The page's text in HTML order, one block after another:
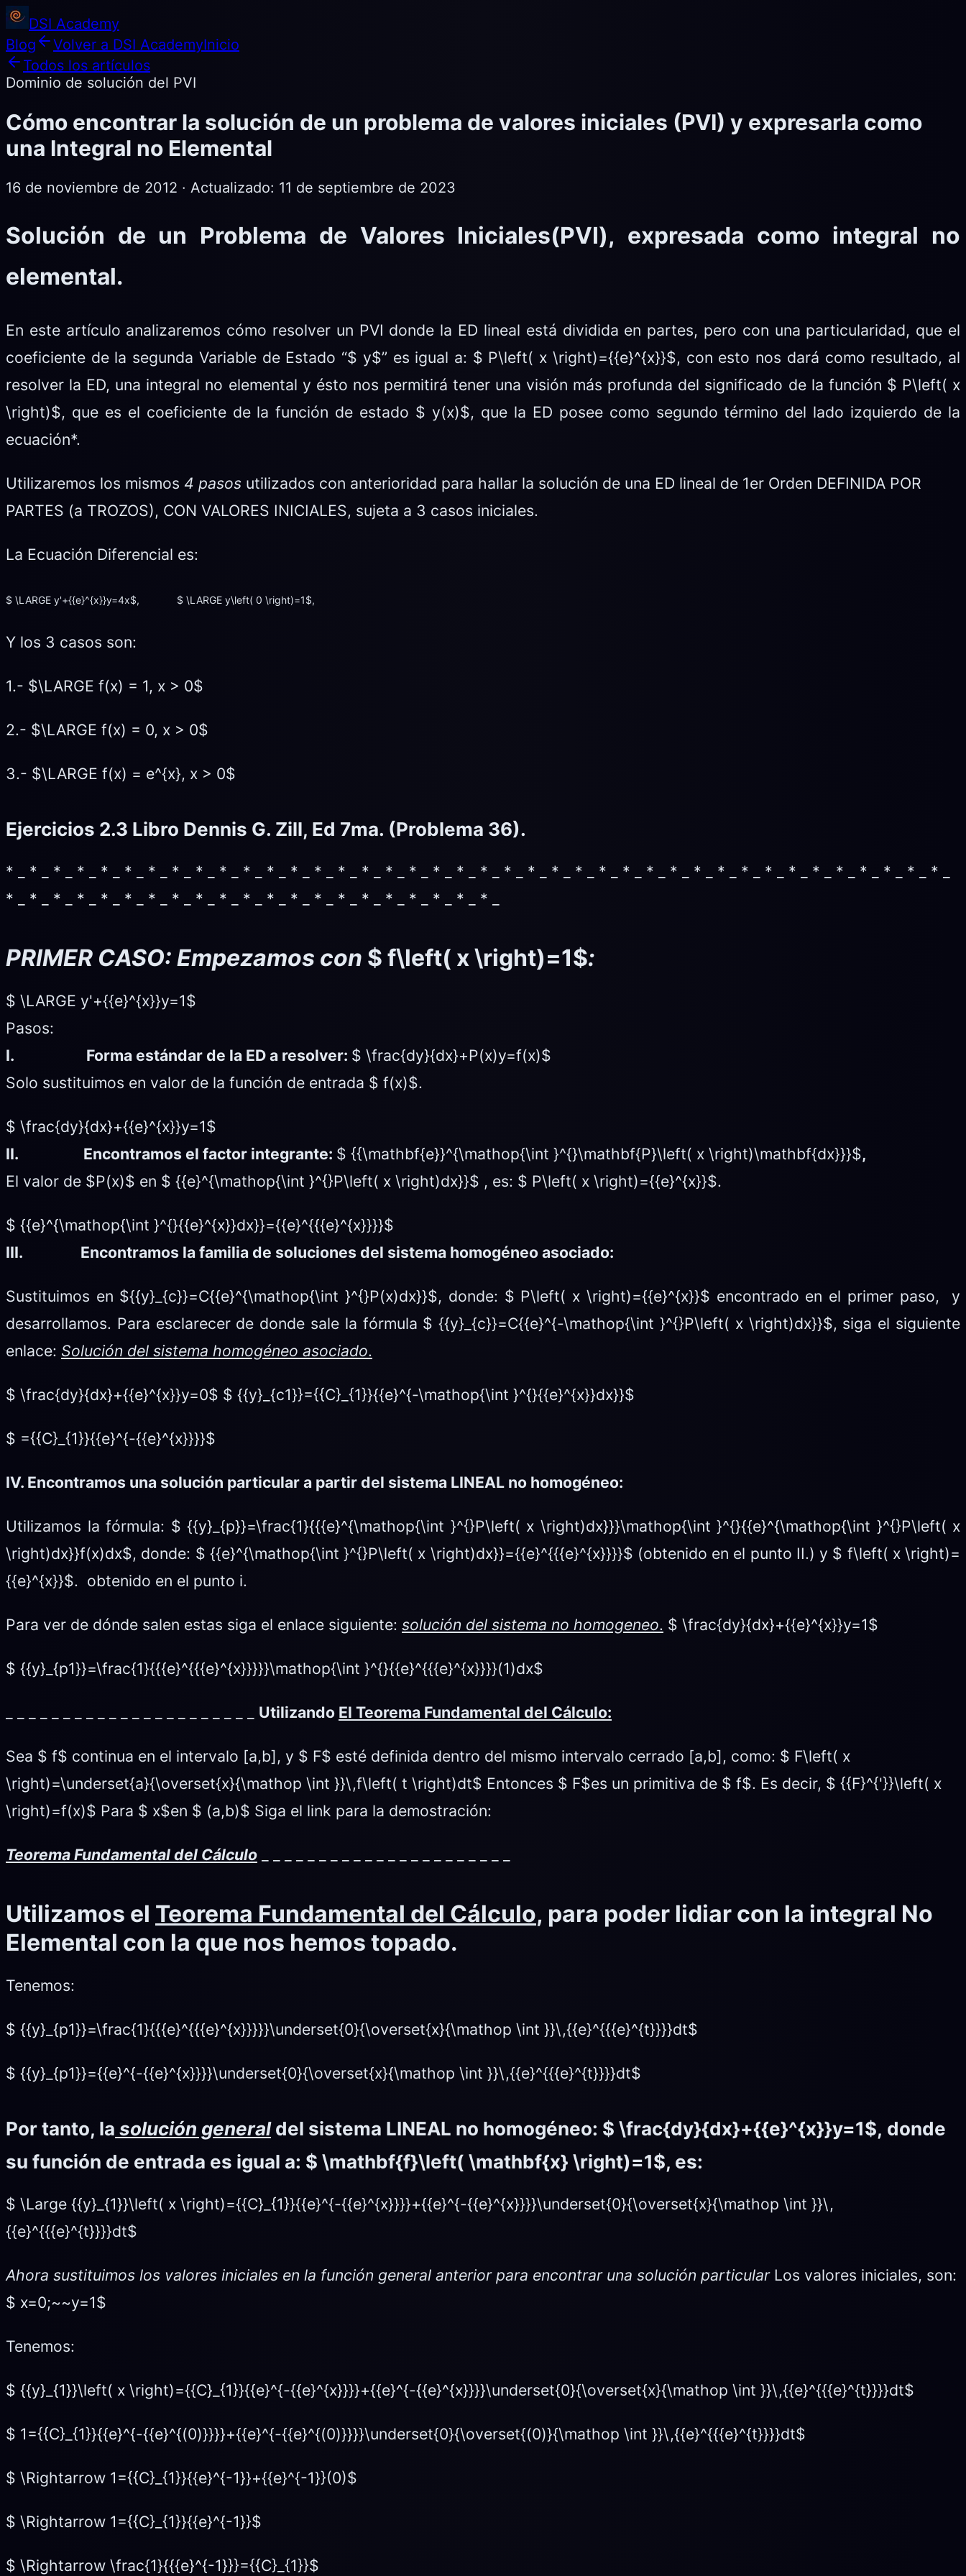
DSI Academy
Blog
Volver a DSI AcademyInicio
Todos los artículos
Dominio de solución del PVI
Cómo encontrar la solución de un problema de valores iniciales (PVI) y expresarla como
una Integral no Elemental
16 de noviembre de 2012 · Actualizado: 11 de septiembre de 2023
Solución de un Problema de Valores Iniciales(PVI), expresada como integral no
elemental.
En este artículo analizaremos cómo resolver un PVI donde la ED lineal está dividida en partes, pero con una particularidad, que el
coeficiente de la segunda Variable de Estado “$ y$” es igual a: $ P\left( x \right)={{e}^{x}}$, con esto nos dará como resultado, al
resolver la ED, una integral no elemental y ésto nos permitirá tener una visión más profunda del significado de la función $ P\left( x
\right)$, que es el coeficiente de la función de estado $ y(x)$, que la ED posee como segundo término del lado izquierdo de la
ecuación*.
Utilizaremos los mismos 4 pasos utilizados con anterioridad para hallar la solución de una ED lineal de 1er Orden DEFINIDA POR
PARTES (a TROZOS), CON VALORES INICIALES, sujeta a 3 casos iniciales.
La Ecuación Diferencial es:
$ \LARGE y'+{{e}^{x}}y=4x$, $ \LARGE y\left( 0 \right)=1$,
Y los 3 casos son:
1.- $\LARGE f(x) = 1, x > 0$
2.- $\LARGE f(x) = 0, x > 0$
3.- $\LARGE f(x) = e^{x}, x > 0$
Ejercicios 2.3 Libro Dennis G. Zill, Ed 7ma. (Problema 36).
* _ * _ * _ * _ * _ * _ * _ * _ * _ * _ * _ * _ * _ * _ * _ * _ * _ * _ * _ * _ * _ * _ * _ * _ * _ * _ * _ * _ * _ * _ * _ * _ * _ * _ * _ * _ * _ * _ * _ * _
* _ * _ * _ * _ * _ * _ * _ * _ * _ * _ * _ * _ * _ * _ * _ * _ * _ * _ * _ * _ * _
PRIMER CASO: Empezamos con $ f\left( x \right)=1$:
$ \LARGE y'+{{e}^{x}}y=1$
Pasos:
I. Forma estándar de la ED a resolver: $ \frac{dy}{dx}+P(x)y=f(x)$
Solo sustituimos en valor de la función de entrada $ f(x)$.
$ \frac{dy}{dx}+{{e}^{x}}y=1$
II. Encontramos el factor integrante: $ {{\mathbf{e}}^{\mathop{\int }^{}\mathbf{P}\left( x \right)\mathbf{dx}}}$,
El valor de $P(x)$ en $ {{e}^{\mathop{\int }^{}P\left( x \right)dx}}$ , es: $ P\left( x \right)={{e}^{x}}$.
$ {{e}^{\mathop{\int }^{}{{e}^{x}}dx}}={{e}^{{{e}^{x}}}}$
III. Encontramos la familia de soluciones del sistema homogéneo asociado:
Sustituimos en ${{y}_{c}}=C{{e}^{\mathop{\int }^{}P(x)dx}}$, donde: $ P\left( x \right)={{e}^{x}}$ encontrado en el primer paso, y
desarrollamos. Para esclarecer de donde sale la fórmula $ {{y}_{c}}=C{{e}^{-\mathop{\int }^{}P\left( x \right)dx}}$, siga el siguiente
enlace: Solución del sistema homogéneo asociado.
$ \frac{dy}{dx}+{{e}^{x}}y=0$ $ {{y}_{c1}}={{C}_{1}}{{e}^{-\mathop{\int }^{}{{e}^{x}}dx}}$
$ ={{C}_{1}}{{e}^{-{{e}^{x}}}}$
IV. Encontramos una solución particular a partir del sistema LINEAL no homogéneo:
Utilizamos la fórmula: $ {{y}_{p}}=\frac{1}{{{e}^{\mathop{\int }^{}P\left( x \right)dx}}}\mathop{\int }^{}{{e}^{\mathop{\int }^{}P\left( x
\right)dx}}f(x)dx$, donde: $ {{e}^{\mathop{\int }^{}P\left( x \right)dx}}={{e}^{{{e}^{x}}}}$ (obtenido en el punto II.) y $ f\left( x \right)=
{{e}^{x}}$. obtenido en el punto i.
Para ver de dónde salen estas siga el enlace siguiente: solución del sistema no homogeneo. $ \frac{dy}{dx}+{{e}^{x}}y=1$
$ {{y}_{p1}}=\frac{1}{{{e}^{{{e}^{x}}}}}\mathop{\int }^{}{{e}^{{{e}^{x}}}}(1)dx$
Utilizando El Teorema Fundamental del Cálculo:
Sea $ f$ continua en el intervalo [a,b], y $ F$ esté definida dentro del mismo intervalo cerrado [a,b], como: $ F\left( x
\right)=\underset{a}{\overset{x}{\mathop \int }}\,f\left( t \right)dt$ Entonces $ F$es un primitiva de $ f$. Es decir, $ {{F}^{'}}\left( x
\right)=f(x)$ Para $ x$en $ (a,b)$ Siga el link para la demostración:
Teorema Fundamental del Cálculo
Utilizamos el Teorema Fundamental del Cálculo, para poder lidiar con la integral No
Elemental con la que nos hemos topado.
Tenemos:
$ {{y}_{p1}}=\frac{1}{{{e}^{{{e}^{x}}}}}\underset{0}{\overset{x}{\mathop \int }}\,{{e}^{{{e}^{t}}}}dt$
$ {{y}_{p1}}={{e}^{-{{e}^{x}}}}\underset{0}{\overset{x}{\mathop \int }}\,{{e}^{{{e}^{t}}}}dt$
Por tanto, la solución generaldel sistema LINEAL no homogéneo: $ \frac{dy}{dx}+{{e}^{x}}y=1$, donde
su función de entrada es igual a: $ \mathbf{f}\left( \mathbf{x} \right)=1$, es:
$ \Large {{y}_{1}}\left( x \right)={{C}_{1}}{{e}^{-{{e}^{x}}}}+{{e}^{-{{e}^{x}}}}\underset{0}{\overset{x}{\mathop \int }}\,
{{e}^{{{e}^{t}}}}dt$
Ahora sustituimos los valores iniciales en la función general anterior para encontrar una solución particularLos valores iniciales, son:
$ x=0;~~y=1$
Tenemos:
$ {{y}_{1}}\left( x \right)={{C}_{1}}{{e}^{-{{e}^{x}}}}+{{e}^{-{{e}^{x}}}}\underset{0}{\overset{x}{\mathop \int }}\,{{e}^{{{e}^{t}}}}dt$
$ 1={{C}_{1}}{{e}^{-{{e}^{(0)}}}}+{{e}^{-{{e}^{(0)}}}}\underset{0}{\overset{(0)}{\mathop \int }}\,{{e}^{{{e}^{t}}}}dt$
$ \Rightarrow 1={{C}_{1}}{{e}^{-1}}+{{e}^{-1}}(0)$
$ \Rightarrow 1={{C}_{1}}{{e}^{-1}}$
$ \Rightarrow \frac{1}{{{e}^{-1}}}={{C}_{1}}$